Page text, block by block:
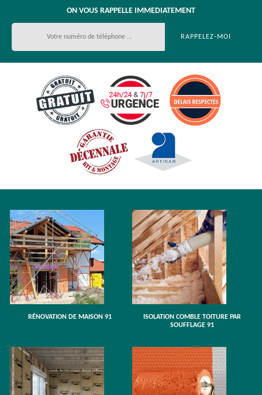
ON VOUS RAPPELLE IMMEDIATEMENT
RÉNOVATION DE MAISON 91
ISOLATION COMBLE TOITURE PAR
SOUFFLAGE 91